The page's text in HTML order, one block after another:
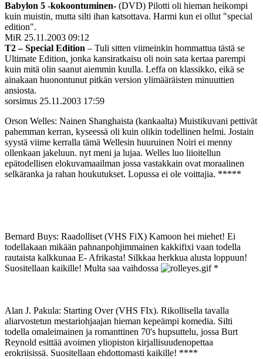
Babylon 5 ‑kokoontuminen- (DVD) Pilotti oli hieman heikompi
kuin muistin, mutta silti ihan katsottava. Harmi kun ei ollut "special
edition".
MiR 25.11.2003 09:12
T2 – Special Edition – Tuli sitten viimeinkin hommattua tästä se
Ultimate Edition, jonka kansiratkaisu oli noin sata kertaa parempi
kuin mitä olin saanut aiemmin kuulla. Leffa on klassikko, eikä se
ainakaan huonontunut pitkän version ylimääräisten minuuttien
ansiosta.
sorsimus 25.11.2003 17:59
Orson Welles: Nainen Shanghaista (kankaalta) Muistikuvani pettivät
pahemman kerran, kyseessä oli kuin olikin todellinen helmi. Jostain
syystä viime kerralla tämä Wellesin huuruinen Noiri ei menny
ollenkaan jakeluun. nyt meni ja lujaa. Welles luo liioitellun
epätodellisen elokuvamaailman jossa vastakkain ovat moraalinen
selkäranka ja rahan houkutukset. Lopussa ei ole voittajia. *****
Bernard Buys: Raadolliset (VHS FiX) Kamoon hei miehet! Ei
todellakaan mikään pahnanpohjimmainen kakkifixi vaan todella
rautaista kalkkunaa E- Afrikasta! Silkkaa herkkua alusta loppuun!
Suositellaan kaikille! Multa saa vaihdossa
*
Alan J. Pakula: Starting Over (VHS FIx). Rikollisella tavalla
aliarvostetun mestariohjaajan hieman kepeämpi komedia. Silti
todella omaleimainen ja romanttinen 70's hupsuttelu, jossa Burt
Reynold esittää avoimen yliopiston kirjallisuudenopettaa
erokriisissä. Suositellaan ehdottomasti kaikille! ****